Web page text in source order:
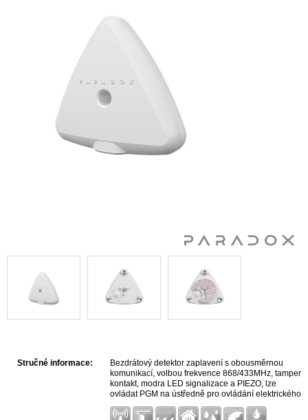
Stručné informace:
Bezdrátový detektor zaplavení s obousměrnou
komunikací, volbou frekvence 868/433MHz, tamper
kontakt, modra LED signalizace a PIEZO, lze
ovládat PGM na ústředně pro ovládání elektrického
ventilu, podlahový držák s oboustrannou páskou,
lze připojit externí senzor ES1.